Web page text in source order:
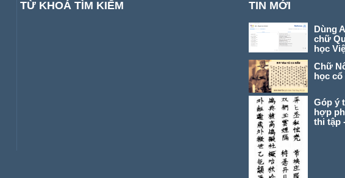
TỪ KHOÁ TÌM KIẾM TIN MỚI
Dùng
chữ
học
Chữ
học cổ
Góp ý
hợp
thi tập